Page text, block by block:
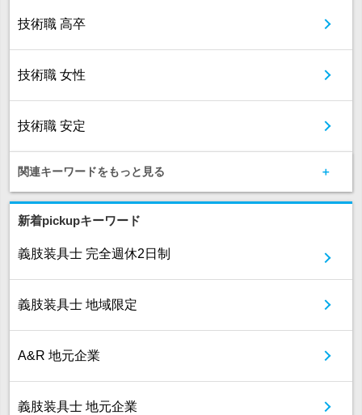
技術職 高卒
技術職 女性
技術職 安定
関連キーワードをもっと見る
新着pickupキーワード
義肢装具士 完全週休2日制
義肢装具士 地域限定
A&R 地元企業
義肢装具士 地元企業